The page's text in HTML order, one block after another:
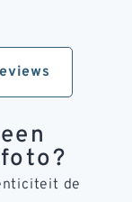
de